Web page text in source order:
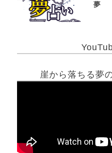
夢
崖から落ちる夢